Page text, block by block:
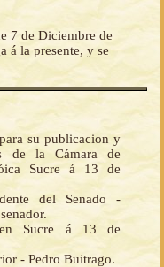
7 de Diciembre de
á la presente, y se
su publicacion y
de la Cámara de
Sucre á 13 de
del Senado -
en Sucre á 13 de
- Pedro Buitrago.